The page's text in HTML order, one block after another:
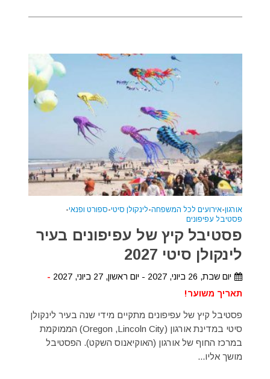
אורגון•אירועים לכל המשפחה•לינקולן סיטי•ספורט ופנאי•
פסטיבל עפיפונים
פסטיבל קיץ של עפיפונים בעיר
לינקולן סיטי 2027
יום שבת, 26 ביוני, 2027 - יום ראשון, 27 ביוני, 2027
-
תאריך משוער!
פסטיבל קיץ של עפיפונים מתקיים מידי שנה בעיר לינקולן
סיטי במדינת אורגון (Oregon ,Lincoln City) הממוקמת
במרכז החוף של אורגון (האוקיאנוס השקט). הפסטיבל
מושך אליו...